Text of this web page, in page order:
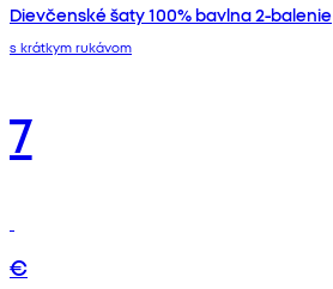
Dievčenské šaty 100% bavlna 2-balenie
s krátkym rukávom
7
€